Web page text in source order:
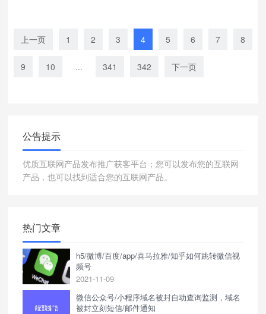
注，每多一步操作就流失一批用户。其实这
类问题已经有成熟的解决方案，像天天外链
这类工具主要解决三个层面的问题：
上一页 1 2 3 4 5 6 7 8
9 10 ... 341 342 下一页
公告提示
优质互联网产品发布推广获客平台；您可以发布您的互联网
产品，也可以找到适合您的互联网产品。
热门文章
h5/微博/百度/app/喜马拉雅/知乎如何跳转微信视
频号
2021-11-09
微信公众号/小程序域名被封自动查询监测，域名
被封立刻短信/邮件通知